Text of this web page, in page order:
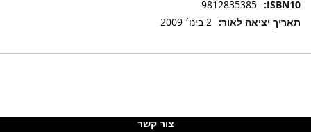
9812835385
2 בינו׳ 2009
צור קשר